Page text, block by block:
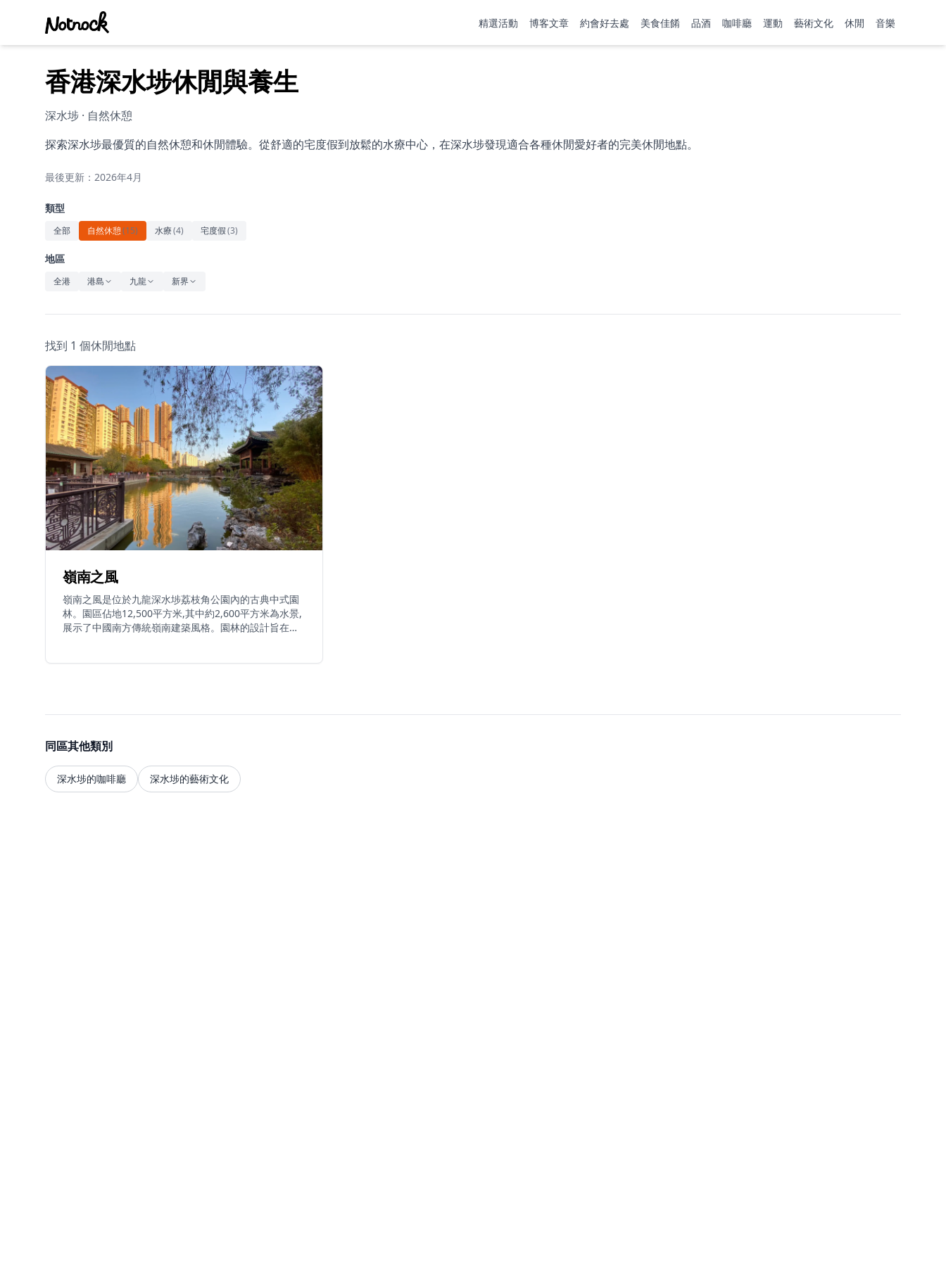
精選活動 博客文章 約會好去處 美食佳餚 品酒 咖啡廳 運動 藝術文化 休閒 音樂
香港深水埗休閒與養生
深水埗 · 自然休憩
探索深水埗最優質的自然休憩和休閒體驗。從舒適的宅度假到放鬆的水療中心，在深水埗發現適合各種休閒愛好者的完美休閒地點。
最後更新：2026年4月
類型
全部 自然休憩(15) 水療(4) 宅度假(3)
地區
全港 港島 九龍 新界
找到 1 個休閒地點
嶺南之風
嶺南之風是位於九龍深水埗荔枝角公園內的古典中式園
林。園區佔地12,500平方米,其中約2,600平方米為水景,
展示了中國南方傳統嶺南建築風格。園林的設計旨在將
門廊和迴廊連接,展示精緻的灰塑裝飾、優雅的木雕、石
屋簷以反映南方潮濕氣候,色調以柔和的灰色為主,配以綠
色和土紅色瓦片,屋簷下的彩色光纖燈在夜間增添魅力。
東門為主入口,通往一個開放式庭院,地面有鳳凰馬賽克,
牆上有描繪古典神話故事的浮雕。遊客可探索六角亭、
跨越月池的拱橋和傳統石舫。園林提供教育課程,學生可
同區其他類別
深水埗的咖啡廳 深水埗的藝術文化